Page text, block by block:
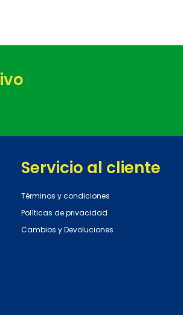
Servicio al cliente
Términos y condiciones
Políticas de privacidad
Cambios y Devoluciones